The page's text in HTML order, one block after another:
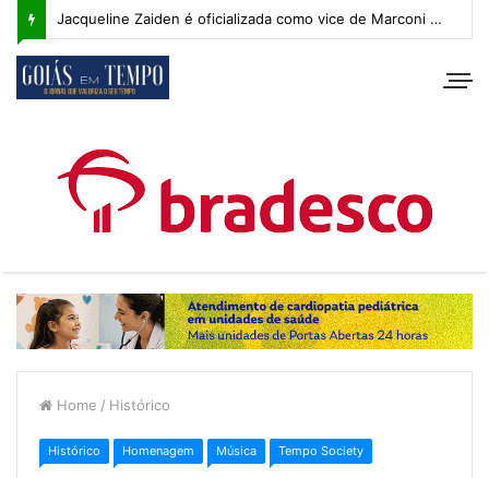
Jacqueline Zaiden é oficializada como vice de Marconi Perillo; veja os detalhes do anúncio
Home / Histórico
Histórico Homenagem Música Tempo Society